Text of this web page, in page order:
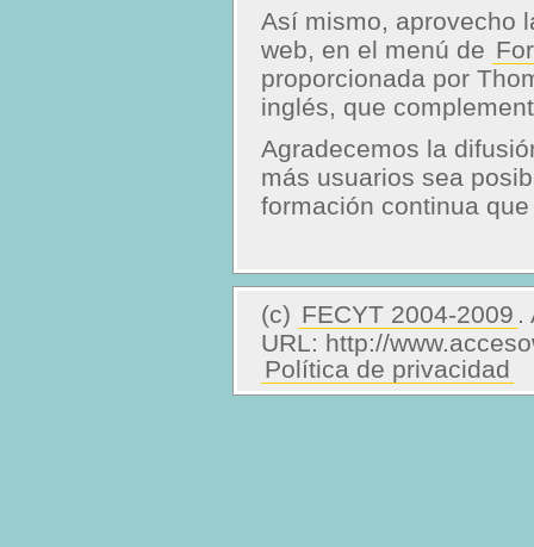
Así mismo, aprovecho
web, en el menú de
proporcionada por
inglés, que
Agradecemos la
más usuarios sea
formación continua
(c) FECYT 2004-2009 .
URL: http://
Política de privacidad